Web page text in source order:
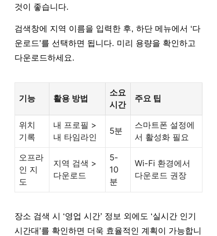
것이 좋습니다.
검색창에 지역 이름을 입력한 후, 하단 메뉴에서 ‘다
운로드’를 선택하면 됩니다. 미리 용량을 확인하고
다운로드하세요.
기능 활용 방법
소요
시간
주요 팁
위치
기록
내 프로필 >
내 타임라인
5분
스마트폰 설정에
서 활성화 필요
오프라
인 지
도
지역 검색 >
다운로드
5-
10
분
Wi-Fi 환경에서
다운로드 권장
장소 검색 시 ‘영업 시간’ 정보 외에도 ‘실시간 인기
시간대’를 확인하면 더욱 효율적인 계획이 가능합니